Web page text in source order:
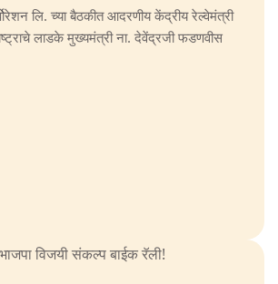
लि. च्या बैठकीत आदरणीय केंद्रीय रेल्वेमंत्री
लाडके मुख्यमंत्री ना. देवेंद्रजी फडणवीस